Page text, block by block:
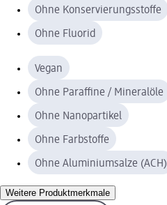
Ohne Konservierungsstoffe
Ohne Fluorid
Vegan
Ohne Paraffine / Mineralöle
Ohne Nanopartikel
Ohne Farbstoffe
Ohne Aluminiumsalze (ACH)
Weitere Produktmerkmale